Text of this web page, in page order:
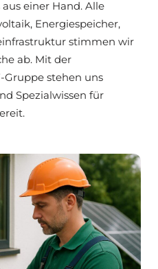
einer Hand. Alle
Energiespeicher,
stimmen wir
ab. Mit der
Gruppe stehen uns
Spezialwissen für